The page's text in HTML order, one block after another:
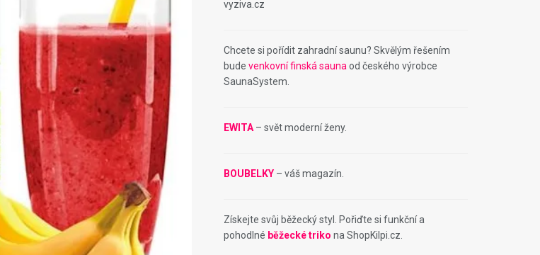
vyziva.cz
Chcete si pořídit zahradní saunu? Skvělým řešením
bude venkovní finská sauna od českého výrobce
SaunaSystem.
EWITA – svět moderní ženy.
BOUBELKY – váš magazín.
Získejte svůj běžecký styl. Pořiďte si funkční a
pohodlné běžecké triko na ShopKilpi.cz.